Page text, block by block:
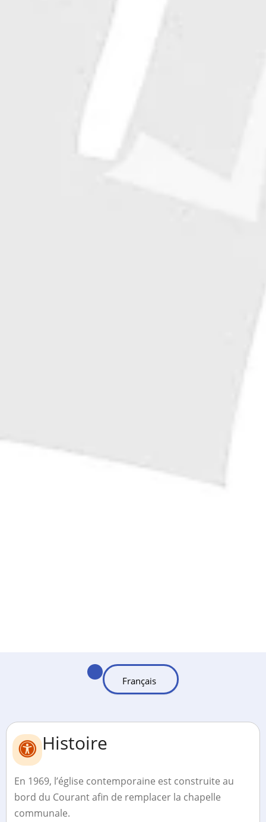
Histoire
En 1969, l’église contemporaine est construite au
bord du Courant afin de remplacer la chapelle
communale.